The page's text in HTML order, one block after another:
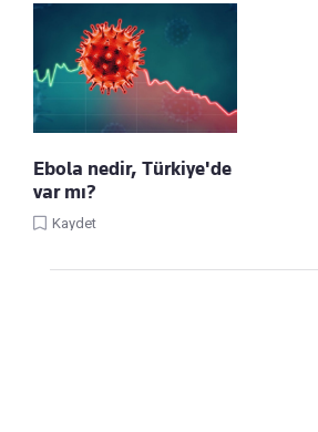
Ebola nedir, Türkiye'de
var mı?
Kaydet